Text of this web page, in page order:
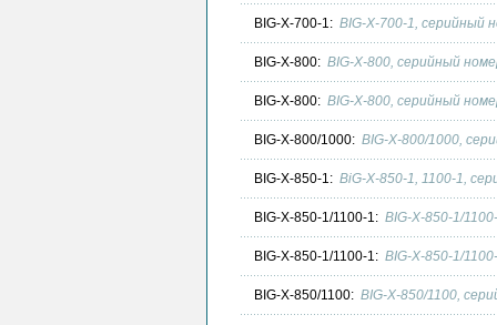
BIG-X-700-1: BIG-X-700-1, серийный
BIG-X-800: BIG-X-800, серийный
BIG-X-800: BIG-X-800, серийный
BIG-X-800/1000: BIG-X-800/1000,
BIG-X-850-1: BiG-X-850-1, 1100-1,
BIG-X-850-1/1100-1: BIG-X-850-1/
BIG-X-850-1/1100-1: BIG-X-850-1/
BIG-X-850/1100: BIG-X-850/1100,